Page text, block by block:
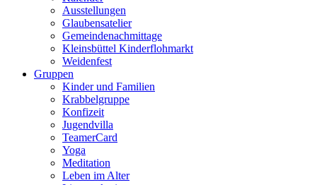
Ausstellungen
Glaubensatelier
Gemeindenachmittage
Kleinsbüttel Kinder­flohmarkt
Weidenfest
Gruppen
Kinder und Familien
Krabbelgruppe
Konfizeit
Jugendvilla
TeamerCard
Yoga
Meditation
Leben im Alter